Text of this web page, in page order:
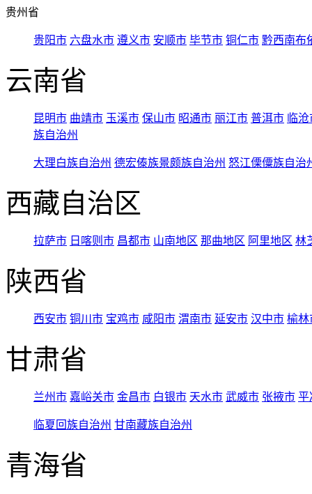
贵州省
贵阳市 六盘水市 遵义市 安顺市 毕节市 铜仁市 黔西南布
云南省
昆明市 曲靖市 玉溪市 保山市 昭通市 丽江市 普洱市 临
族自治州
大理白族自治州 德宏傣族景颇族自治州 怒江傈僳族自治
西藏自治区
拉萨市 日喀则市 昌都市 山南地区 那曲地区 阿里地区 林
陕西省
西安市 铜川市 宝鸡市 咸阳市 渭南市 延安市 汉中市 榆林
甘肃省
兰州市 嘉峪关市 金昌市 白银市 天水市 武威市 张掖市 平
临夏回族自治州 甘南藏族自治州
青海省